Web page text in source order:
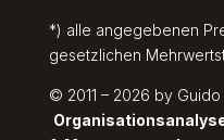
*) alle angegebenen
gesetzlichen
© 2011 – 2026 by